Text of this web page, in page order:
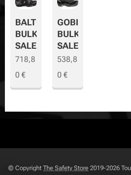
BALTO
BULK
SALE
718,8
0 €
GOBI
BULK
SALE
538,8
0€
© Copyright The Safety Store 2019-2026